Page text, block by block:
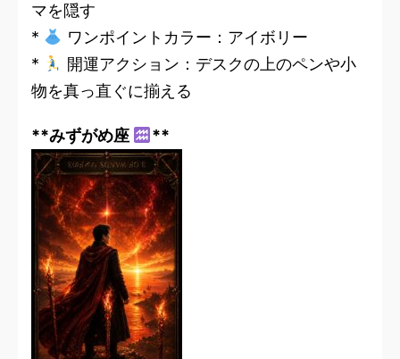
マを隠す
*
ワンポイントカラー：アイボリー
*
開運アクション：デスクの上のペンや小
物を真っ直ぐに揃える
**みずがめ座 **